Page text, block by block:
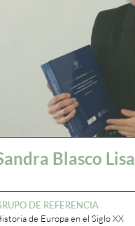
Blasco Lisa
DE REFERENCIA
de Europa en el Siglo XX